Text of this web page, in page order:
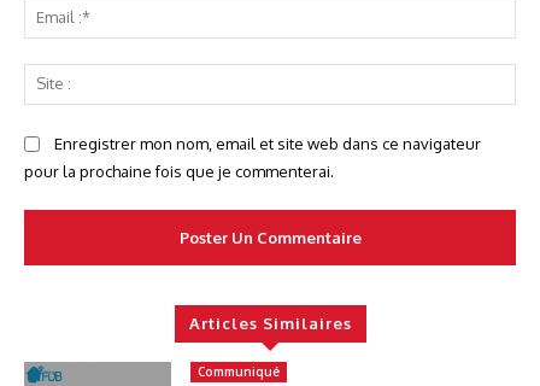
:*
:
Enregistrer mon nom, email et site web dans ce navigateur
pour la prochaine fois que je commenterai.
Articles Similaires
Communiqué